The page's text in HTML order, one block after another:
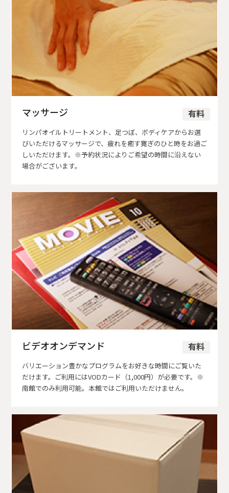
有料
マッサージ
リンパオイルトリートメント、足つぼ、ボディケアからお選
びいただけるマッサージで、疲れを癒す寛ぎのひと時をお過ご
しいただけます。※予約状況によりご希望の時間に沿えない
場合がございます。
有料
ビデオオンデマンド
バリエーション豊かなプログラムをお好きな時間にご覧いた
だけます。ご利用にはVODカード（1,000円）が必要です。※
南館でのみ利用可能。本館ではご利用いただけません。